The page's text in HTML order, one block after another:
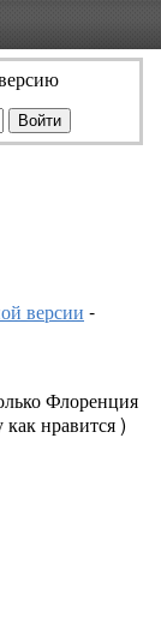
версии -
Флоренция
нравится )